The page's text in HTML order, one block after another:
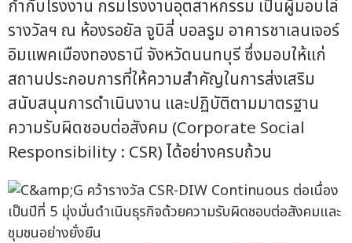
กำกับโรงงาน กรมโรงงานอุตสาหกรรม เป็นผู้มอบโล่
รางวัลฯ ณ ห้องรอยัล จูบิลี่ บอลรูม อาคารชาเลนเจอร์
อิมแพคเมืองทองธานี จังหวัดนนทบุรี ซึ่งมอบให้แก่
สถานประกอบการที่ให้ความสำคัญในการส่งเสริม
สนับสนุนการดำเนินงาน และปฏิบัติตามมาตรฐาน
ความรับผิดชอบต่อสังคม (Corporate Social
Responsibility : CSR) ได้อย่างครบถ้วน